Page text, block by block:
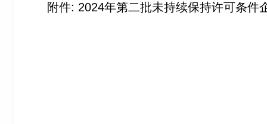
附件: 2024年第二批未持续保持许可条件